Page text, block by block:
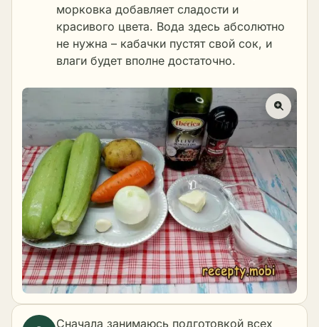
морковка добавляет сладости и
красивого цвета. Вода здесь абсолютно
не нужна – кабачки пустят свой сок, и
влаги будет вполне достаточно.
Сначала занимаюсь подготовкой всех